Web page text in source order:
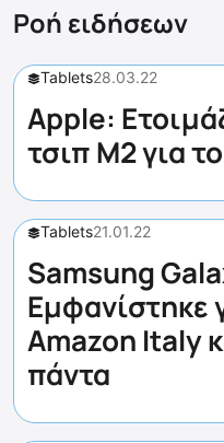
Ροή ειδήσεων
Tablets28.03.22
Apple:
τσιπ M2 για
Tablets21.01.22
Samsung
Εμφανίστηκε
Amazon Italy
πάντα